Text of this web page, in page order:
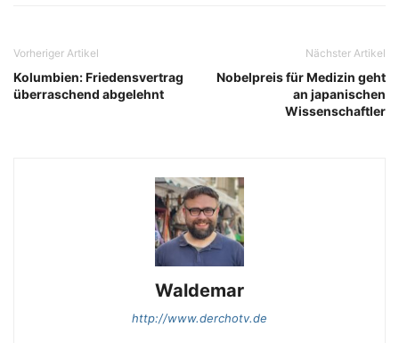
Vorheriger Artikel
Kolumbien: Friedensvertrag
überraschend abgelehnt
Nächster Artikel
Nobelpreis für Medizin geht
an japanischen
Wissenschaftler
Waldemar
http://www.derchotv.de